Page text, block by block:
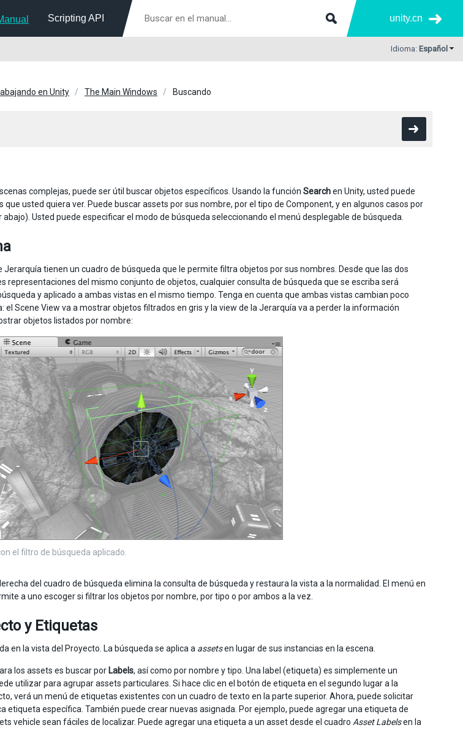
Scripting API unity.cn
Idioma: Español
en Unity The Main Windows Buscando
complejas, puede ser útil buscar objetos específicos. Usando la función Searchen Unity, usted puede
usted quiera ver. Puede buscar assets por sus nombre, por el tipo de Component, y en algunos casos por
Usted puede especificar el modo de búsqueda seleccionando el menú desplegable de búsqueda.
Jerarquía tienen un cuadro de búsqueda que le permite filtra objetos por sus nombres. Desde que las dos
representaciones del mismo conjunto de objetos, cualquier consulta de búsqueda que se escriba será
y aplicado a ambas vistas en el mismo tiempo. Tenga en cuenta que ambas vistas cambian poco
el Scene View va a mostrar objetos filtrados en gris y la view de la Jerarquía va a perder la información
objetos listados por nombre:
el filtro de búsqueda aplicado.
del cuadro de búsqueda elimina la consulta de búsqueda y restaura la vista a la normalidad. El menú en
a uno escoger si filtrar los objetos por nombre, por tipo o por ambos a la vez.
y Etiquetas
en la vista del Proyecto. La búsqueda se aplica a assetsen lugar de sus instancias en la escena.
los assets es buscar por Labels, así como por nombre y tipo. Una label (etiqueta) es simplemente un
utilizar para agrupar assets particulares. Si hace clic en el botón de etiqueta en el segundo lugar a la
verá un menú de etiquetas existentes con un cuadro de texto en la parte superior. Ahora, puede solicitar
etiqueta específica. También puede crear nuevas asignada. Por ejemplo, puede agregar una etiqueta de
vehicle sean fáciles de localizar. Puede agregar una etiqueta a un asset desde el cuadro Asset Labelsen la